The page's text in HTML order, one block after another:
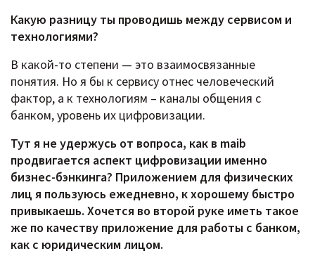
Какую разницу ты проводишь между сервисом и
технологиями?
В какой-то степени — это взаимосвязанные
понятия. Но я бы к сервису отнес человеческий
фактор, а к технологиям – каналы общения с
банком, уровень их цифровизации.
Тут я не удержусь от вопроса, как в maib
продвигается аспект цифровизации именно
бизнес-бэнкинга? Приложением для физических
лиц я пользуюсь ежедневно, к хорошему быстро
привыкаешь. Хочется во второй руке иметь такое
же по качеству приложение для работы с банком,
как с юридическим лицом.